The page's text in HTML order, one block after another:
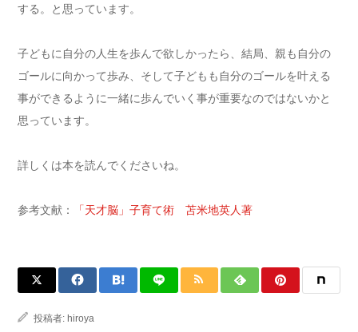
する。と思っています。
子どもに自分の人生を歩んで欲しかったら、結局、親も自分の
ゴールに向かって歩み、そして子どもも自分のゴールを叶える
事ができるように一緒に歩んでいく事が重要なのではないかと
思っています。
詳しくは本を読んでくださいね。
参考文献： 「天才脳」子育て術 苫米地英人著
投稿者: hiroya